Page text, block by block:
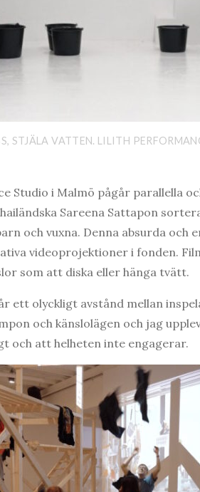
STJÄLA VATTEN. LILITH
Studio i Malmö pågår parallella
Sareena Sattapon
och vuxna. Denna absurda
videoprojektioner i fonden.
som att diska eller hänga tvätt.
ett olyckligt avstånd mellan
och känslolägen och jag
och att helheten inte engagerar.